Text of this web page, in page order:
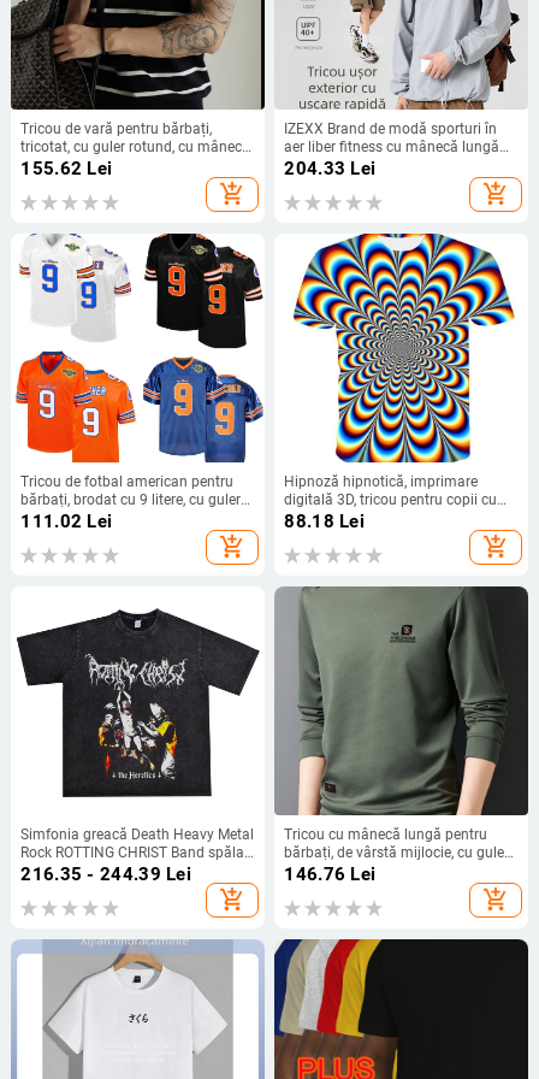
Tricou de vară pentru bărbați,
tricotat, cu guler rotund, cu mânecă
scurtă, cu dungi, casual, la modă,
155.62 Lei
add_shopping_cart
IZEXX Brand de modă sporturi în
aer liber fitness cu mânecă lungă
tricou bărbați costum de alergare
cu uscare rapidă lejeră pentru
cupluri cămașă de bază top
204.33 Lei
add_shopping_cart
Tricou de fotbal american pentru
bărbați, brodat cu 9 litere, cu guler
în V, respirabil, clasic, retro, din
plasă, uniformă de fotbal pentru
adulți
111.02 Lei
add_shopping_cart
Hipnoză hipnotică, imprimare
digitală 3D, tricou pentru copii cu
mânecă scurtă, poate fi colorat
88.18 Lei
add_shopping_cart
Simfonia greacă Death Heavy Metal
Rock ROTTING CHRIST Band spălat
îmbrăcat tricou mânecă scurtă vrac
216.35 - 244.39 Lei
add_shopping_cart
Tricou cu mânecă lungă pentru
bărbați, de vârstă mijlocie, cu guler
rotund, culoare solidă, vânzare
transfrontalieră, 2024, primăvară și
toamnă, nou
146.76 Lei
add_shopping_cart